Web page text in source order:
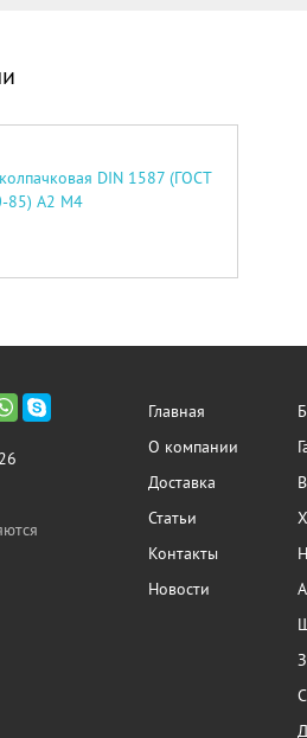
DIN 1587 (ГОСТ
85) А2 М4
Главная
О компании
Доставка
Статьи
Контакты
Новости